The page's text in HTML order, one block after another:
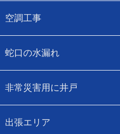
空調工事
蛇口の水漏れ
非常災害用に井戸
出張エリア